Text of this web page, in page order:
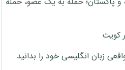
کویت
زبان انگلیسی خود را بدانید